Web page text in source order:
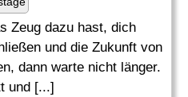
Zeug dazu hast, dich
und die Zukunft von
dann warte nicht länger.
und [...]